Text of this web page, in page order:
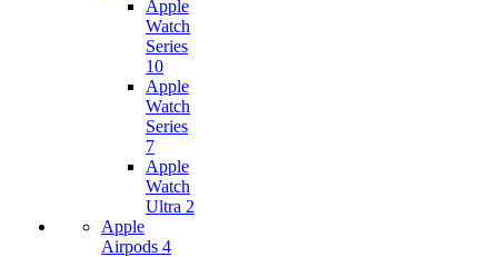
Apple
Watch
Series
10
Apple
Watch
Series
7
Apple
Watch
Ultra 2
Apple
Airpods 4